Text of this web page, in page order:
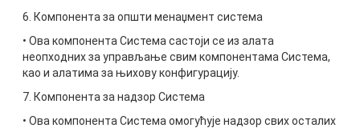
6. Компонента за општи менаџмент система
• Ова компонента Система састоји се из алата
неопходних за управљање свим компонентама Система,
као и алатима за њихову конфигурацију.
7. Компонента за надзор Система
• Ова компонента Система омогућује надзор свих осталих